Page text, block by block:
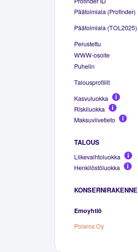
Päätoimiala (Profinder)
Päätoimiala (TOL2025)
Perustettu
WWW-osoite
Puhelin
Talousprofiilit
Kasvuluokka
Riskiluokka
Maksuviivetieto
TALOUS
Liikevaihtoluokka
Henkilöstöluokka
KONSERNIRAKENNE
Emoyhtiö
Polaros Oy